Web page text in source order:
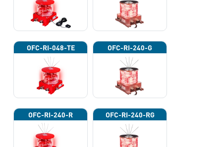
OFC-RI-048-TE OFC-RI-240-G
OFC-RI-240-R OFC-RI-240-RG